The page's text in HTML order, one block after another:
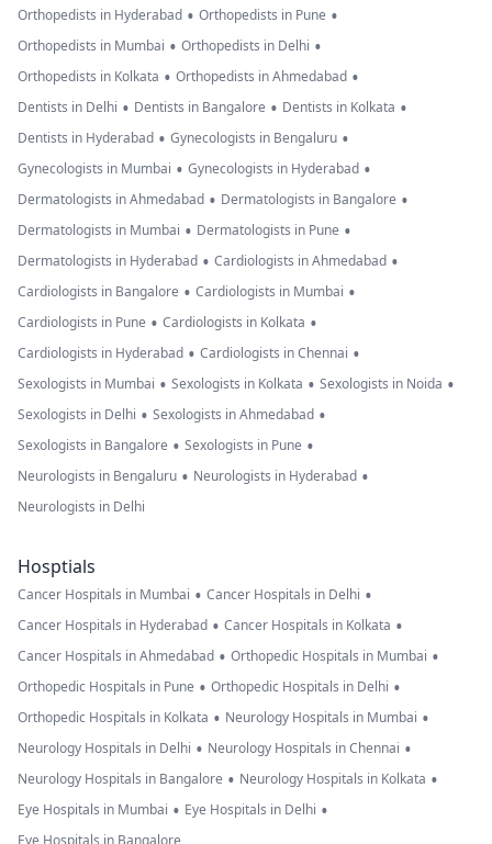
Orthopedists in Hyderabad • Orthopedists in Pune •
Orthopedists in Mumbai • Orthopedists in Delhi •
Orthopedists in Kolkata • Orthopedists in Ahmedabad •
Dentists in Delhi • Dentists in Bangalore • Dentists in Kolkata •
Dentists in Hyderabad • Gynecologists in Bengaluru •
Gynecologists in Mumbai • Gynecologists in Hyderabad •
Dermatologists in Ahmedabad • Dermatologists in Bangalore •
Dermatologists in Mumbai • Dermatologists in Pune •
Dermatologists in Hyderabad • Cardiologists in Ahmedabad •
Cardiologists in Bangalore • Cardiologists in Mumbai •
Cardiologists in Pune • Cardiologists in Kolkata •
Cardiologists in Hyderabad • Cardiologists in Chennai •
Sexologists in Mumbai • Sexologists in Kolkata • Sexologists in Noida •
Sexologists in Delhi • Sexologists in Ahmedabad •
Sexologists in Bangalore • Sexologists in Pune •
Neurologists in Bengaluru • Neurologists in Hyderabad •
Neurologists in Delhi
Hosptials
Cancer Hospitals in Mumbai • Cancer Hospitals in Delhi •
Cancer Hospitals in Hyderabad • Cancer Hospitals in Kolkata •
Cancer Hospitals in Ahmedabad • Orthopedic Hospitals in Mumbai •
Orthopedic Hospitals in Pune • Orthopedic Hospitals in Delhi •
Orthopedic Hospitals in Kolkata • Neurology Hospitals in Mumbai •
Neurology Hospitals in Delhi • Neurology Hospitals in Chennai •
Neurology Hospitals in Bangalore • Neurology Hospitals in Kolkata •
Eye Hospitals in Mumbai • Eye Hospitals in Delhi •
Eye Hospitals in Bangalore